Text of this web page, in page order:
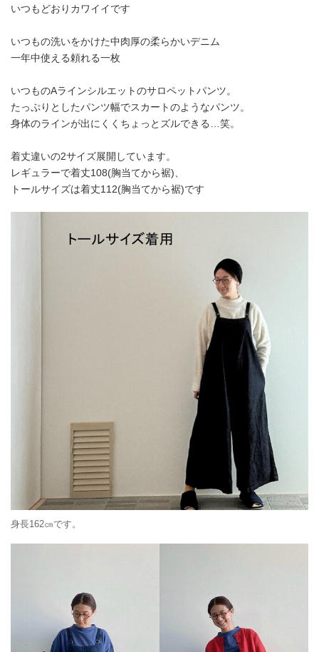
いつもどおりカワイイです
いつもの洗いをかけた中肉厚の柔らかいデニム
一年中使える頼れる一枚
いつものAラインシルエットのサロペットパンツ。
たっぷりとしたパンツ幅でスカートのようなパンツ。
身体のラインが出にくくちょっとズルできる…笑。
着丈違いの2サイズ展開しています。
レギュラーで着丈108(胸当てから裾)、
トールサイズは着丈112(胸当てから裾)です
身長162㎝です。